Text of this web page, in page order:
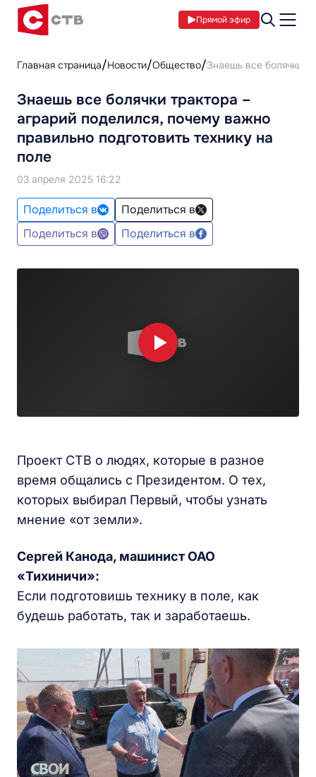
Прямой эфир
Главная страница Новости Общество Знаешь все болячки
Знаешь все болячки трактора –
аграрий поделился, почему важно
правильно подготовить технику на
поле
03 апреля 2025 16:22
Поделиться в
Поделиться в
Поделиться в
Поделиться в
Проект СТВ о людях, которые в разное
время общались с Президентом. О тех,
которых выбирал Первый, чтобы узнать
мнение «от земли».
Сергей Канода, машинист ОАО
«Тихиничи»:
Если подготовишь технику в поле, как
будешь работать, так и заработаешь.